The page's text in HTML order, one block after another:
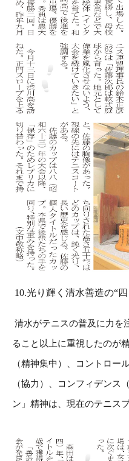
10.光り輝く清水善造の“
清水がテニスの普及に力を
ること以上に重視したのが
（精神集中）、コントロー
（協力）、コンフィデンス
ン」精神は、現在のテニス